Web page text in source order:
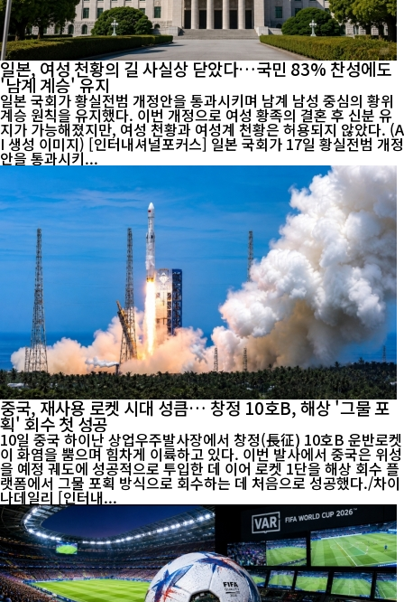
일본, 여성 천황의 길 사실상 닫았다…국민 83% 찬성에도
'남계 계승' 유지
일본 국회가 황실전범 개정안을 통과시키며 남계 남성 중심의 황위
계승 원칙을 유지했다. 이번 개정으로 여성 황족의 결혼 후 신분 유
지가 가능해졌지만, 여성 천황과 여성계 천황은 허용되지 않았다. (A
I 생성 이미지) [인터내셔널포커스] 일본 국회가 17일 황실전범 개정
안을 통과시키...
중국, 재사용 로켓 시대 성큼… 창정 10호B, 해상 '그물 포
획' 회수 첫 성공
10일 중국 하이난 상업우주발사장에서 창정(長征) 10호B 운반로켓
이 화염을 뿜으며 힘차게 이륙하고 있다. 이번 발사에서 중국은 위성
을 예정 궤도에 성공적으로 투입한 데 이어 로켓 1단을 해상 회수 플
랫폼에서 그물 포획 방식으로 회수하는 데 처음으로 성공했다./차이
나데일리 [인터내...